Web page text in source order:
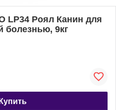
LP34 Роял Канин для
болезнью, 9кг
Купить